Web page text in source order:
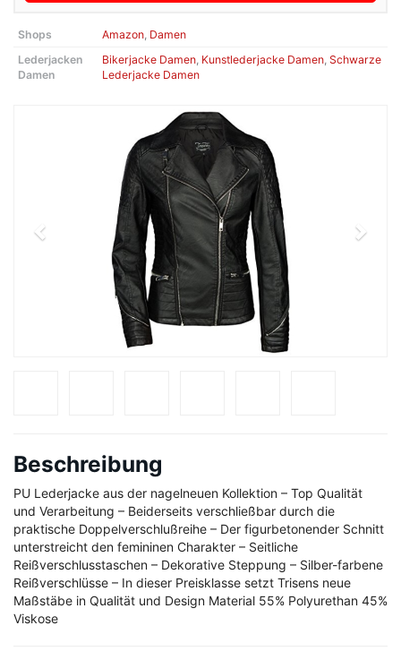
Shops Amazon, Damen
Lederjacken
Damen
Bikerjacke Damen, Kunstlederjacke Damen, Schwarze
Lederjacke Damen
Beschreibung
PU Lederjacke aus der nagelneuen Kollektion – Top Qualität
und Verarbeitung – Beiderseits verschließbar durch die
praktische Doppelverschlußreihe – Der figurbetonender Schnitt
unterstreicht den femininen Charakter – Seitliche
Reißverschlusstaschen – Dekorative Steppung – Silber-farbene
Reißverschlüsse – In dieser Preisklasse setzt Trisens neue
Maßstäbe in Qualität und Design Material 55% Polyurethan 45%
Viskose